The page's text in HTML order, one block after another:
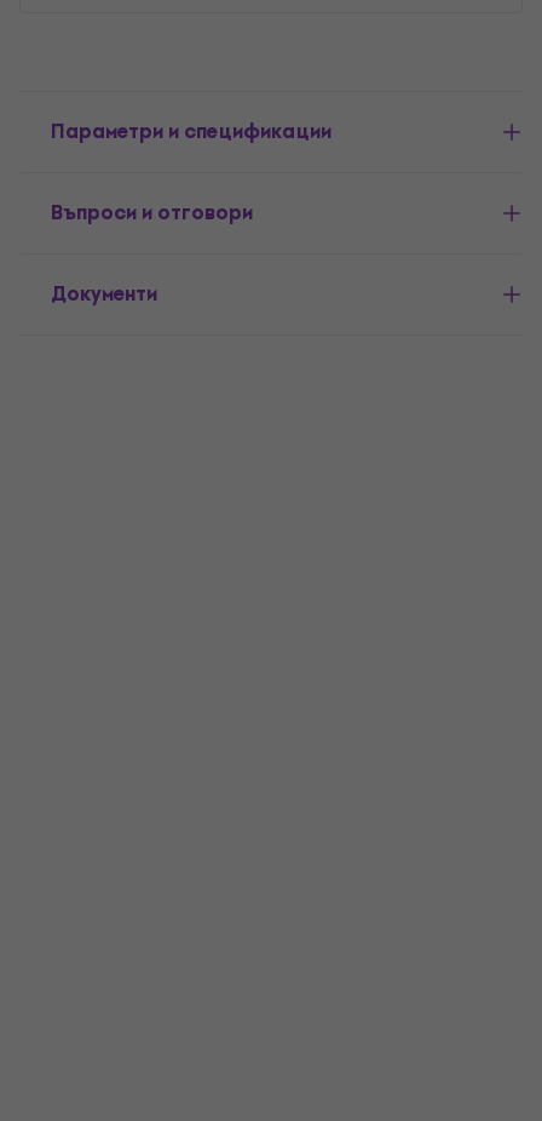
Параметри и спецификации
Въпроси и отговори
Документи